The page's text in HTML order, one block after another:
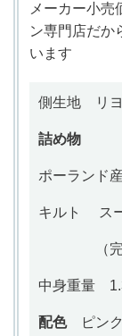
メーカー小売
ン専門店だか
います
側生地 リ
詰め物
ポーランド
キルト スー
（完全片
中身重量
配色ピンク/